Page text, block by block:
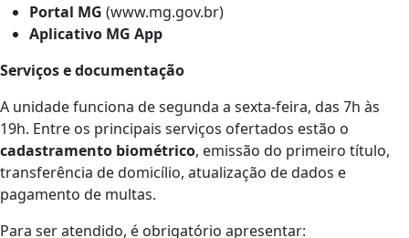
Portal MG (www.mg.gov.br)
Aplicativo MG App
Serviços e documentação
A unidade funciona de segunda a sexta-feira, das 7h às
19h. Entre os principais serviços ofertados estão o
cadastramento biométrico, emissão do primeiro título,
transferência de domicílio, atualização de dados e
pagamento de multas.
​Para ser atendido, é obrigatório apresentar: